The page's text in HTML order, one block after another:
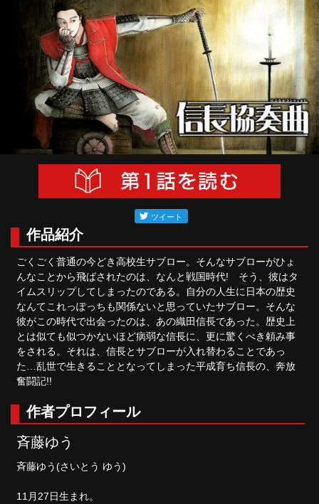
作品紹介
ごくごく普通の今どき高校生サブロー。そんなサブローがひょ
んなことから飛ばされたのは、なんと戦国時代! そう、彼はタ
イムスリップしてしまったのである。自分の人生に日本の歴史
なんてこれっぽっちも関係ないと思っていたサブロー。そんな
彼がこの時代で出会ったのは、あの織田信長であった。歴史上
とは似ても似つかないほど病弱な信長に、更に驚くべき頼み事
をされる。それは、信長とサブローが入れ替わることであっ
た…乱世で生きることとなってしまった平成育ち信長の、奔放
奮闘記!!
作者プロフィール
斉藤ゆう
斉藤ゆう(さいとう ゆう)
11月27日生まれ。